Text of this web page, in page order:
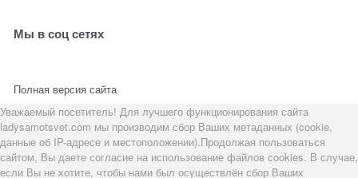
Мы в соц сетях
Полная версия сайта
Уважаемый посетитель! Для лучшего функционирования сайта
ladysamotsvet.com мы производим сбор Ваших метаданных (cookie,
данные об IP-адресе и местоположении).Продолжая пользоваться
сайтом, Вы даете согласие на использование файлов cookies. В случае,
если Вы не хотите, чтобы нами был осуществлён сбор Ваших